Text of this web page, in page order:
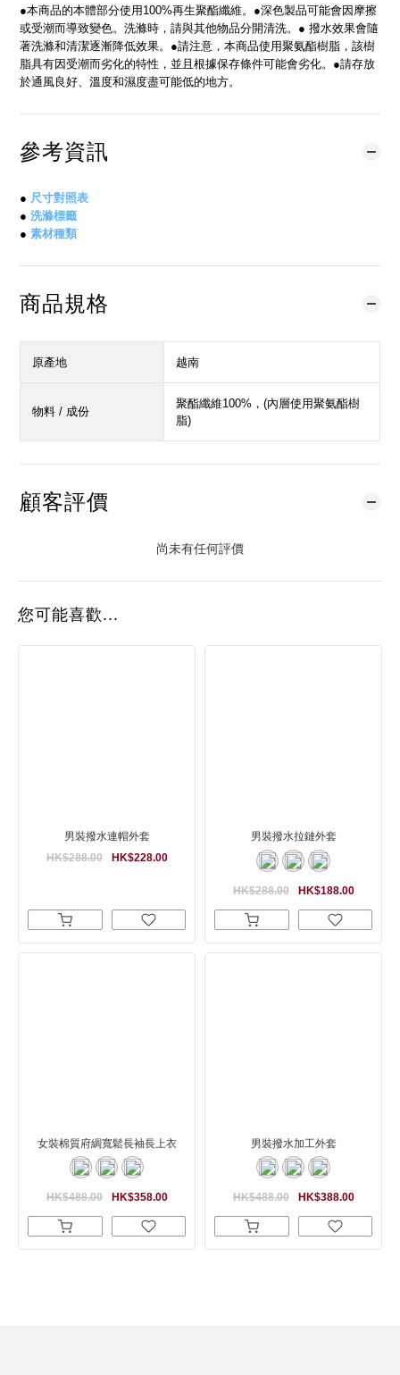
●本商品的本體部分使用100%再生聚酯纖維。●深色製品可能會因摩擦
或受潮而導致變色。洗滌時，請與其他物品分開清洗。● 撥水效果會隨
著洗滌和清潔逐漸降低效果。●請注意，本商品使用聚氨酯樹脂，該樹
脂具有因受潮而劣化的特性，並且根據保存條件可能會劣化。●請存放
於通風良好、溫度和濕度盡可能低的地方。
參考資訊
● 尺寸對照表
● 洗滌標籤
● 素材種類
商品規格
原產地 越南
物料 / 成份
聚酯纖維100%，(內層使用聚氨酯樹
脂)
顧客評價
尚未有任何評價
您可能喜歡...
男裝撥水連帽外套
HK$228.00
HK$288.00
男裝撥水拉鏈外套
HK$188.00
HK$288.00
女裝棉質府綢寬鬆長袖長上衣
HK$358.00
HK$488.00
男裝撥水加工外套
HK$388.00
HK$488.00